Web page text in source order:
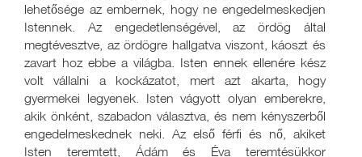
lehetősége az embernek, hogy ne engedelmeskedjen
Istennek. Az engedetlenségével, az ördög által
megtévesztve, az ördögre hallgatva viszont, káoszt és
zavart hoz ebbe a világba. Isten ennek ellenére kész
volt vállalni a kockázatot, mert azt akarta, hogy
gyermekei legyenek. Isten vágyott olyan emberekre,
akik önként, szabadon választva, és nem kényszerből
engedelmeskednek neki. Az első férfi és nő, akiket
Isten teremtett, Ádám és Éva teremtésükkor